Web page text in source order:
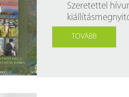
Szeretettel
TOVÁBB